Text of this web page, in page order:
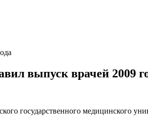
выпуск врачей 2009
государственного медицинского